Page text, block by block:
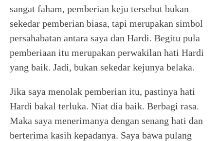
sangat faham, pemberian keju tersebut bukan
sekedar pemberian biasa, tapi merupakan simbol
persahabatan antara saya dan Hardi. Begitu pula
pemberiaan itu merupakan perwakilan hati Hardi
yang baik. Jadi, bukan sekedar kejunya belaka.
Jika saya menolak pemberian itu, pastinya hati
Hardi bakal terluka. Niat dia baik. Berbagi rasa.
Maka saya menerimanya dengan senang hati dan
berterima kasih kepadanya. Saya bawa pulang